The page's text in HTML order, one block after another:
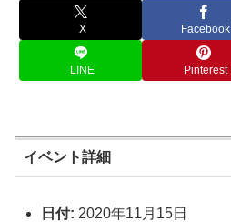
X Facebook
LINE Pinterest
イベント詳細
日付: 2020年11月15日